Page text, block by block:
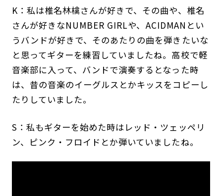
K：私は椎名林檎さんが好きで、その曲や、椎名
さんが好きなNUMBER GIRLや、ACIDMANとい
うバンドが好きで、そのあたりの曲を弾きたいな
と思ってギターを練習していましたね。高校で軽
音楽部に入って、バンドで演奏するとなった時
は、昔の音楽のイーグルスとかキッスをコピーし
たりしていました。
S：私もギターを始めた時はレッド・ツェッペリ
ン、ピンク・フロイドとか弾いていましたね。